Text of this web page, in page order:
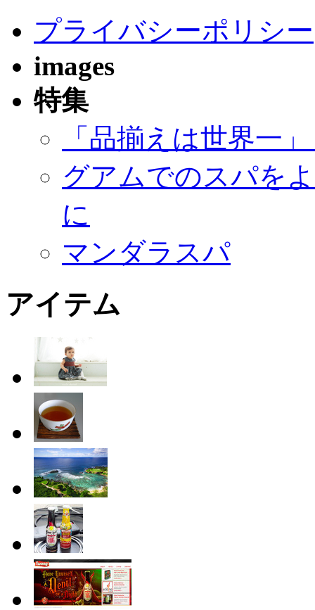
プライバシーポリシー
images
特集
「品揃えは世界一
グアムでのスパを
に
マンダラスパ
アイテム